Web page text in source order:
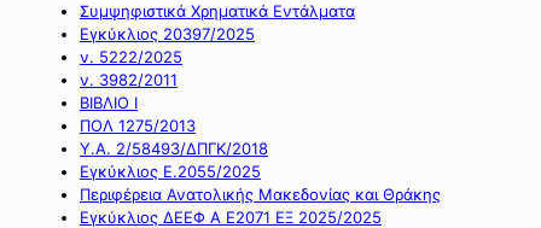
Συμψηφιστικά Χρηματικά Εντάλματα
Εγκύκλιος 20397/2025
ν. 5222/2025
ν. 3982/2011
ΒΙΒΛΙΟ Ι
ΠΟΛ 1275/2013
Υ.Α. 2/58493/ΔΠΓΚ/2018
Εγκύκλιος Ε.2055/2025
Περιφέρεια Ανατολικής Μακεδονίας και Θράκης
Εγκύκλιος ΔΕΕΦ Α Ε2071 ΕΞ 2025/2025